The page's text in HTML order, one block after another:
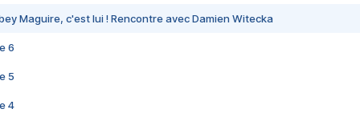
Maguire, c'est lui ! Rencontre avec Damien Witecka
6
5
4